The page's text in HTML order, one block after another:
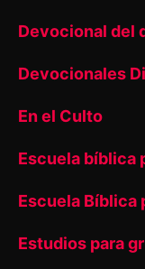
Devocional del
Devocionales
En el Culto
Escuela bíblica
Escuela Bíblica
Estudios para